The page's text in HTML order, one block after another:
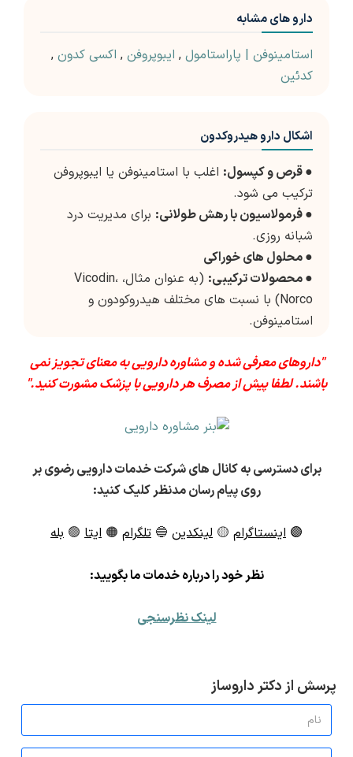
دارو های مشابه
استامینوفن | پاراستامول , ایبوپروفن , اکسی کدون ,
کدئین
اشکال دارو هیدروکدون
●قرص و کپسول: اغلب با استامینوفن یا ایبوپروفن
ترکیب می شود.
●فرمولاسیون با رهش طولانی: برای مدیریت درد
شبانه روزی.
●محلول های خوراکی
●محصولات ترکیبی:
(به عنوان مثال، Vicodin،
Norco) با نسبت های مختلف هیدروکودون و
استامینوفن.
"داروهای معرفی شده و مشاوره دارویی به معنای تجویز نمی
باشند. لطفا پیش از مصرف هر دارویی با پزشک مشورت کنید."
برای دسترسی به کانال های شرکت خدمات دارویی رضوی بر
روی پیام رسان مدنظر کلیک کنید:
🟣 اینستاگرام 🟡 لینکدین 🔵 تلگرام 🟠 ایتا 🟢 بله
نظر خود را درباره خدمات ما بگویید:
لینک نظرسنجی
پرسش از دکتر داروساز